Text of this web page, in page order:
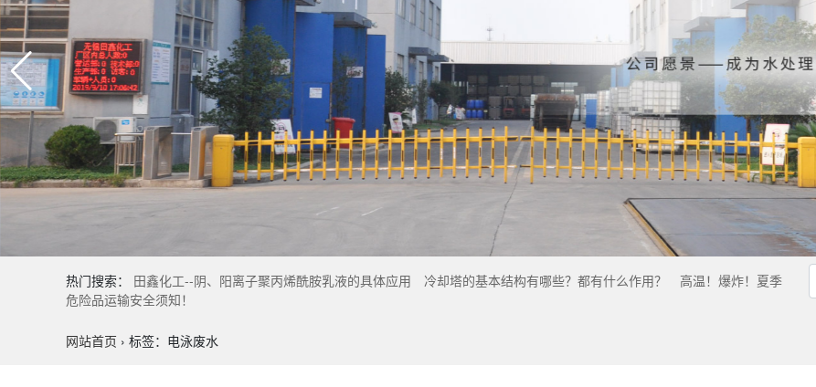
热门搜索： 田鑫化工--阴、阳离子聚丙烯酰胺乳液的具体应用 冷却塔的基本结构有哪些？都有什么作用？
高温！爆炸！夏季
危险品运输安全须知！
网站首页 › 标签：电泳废水